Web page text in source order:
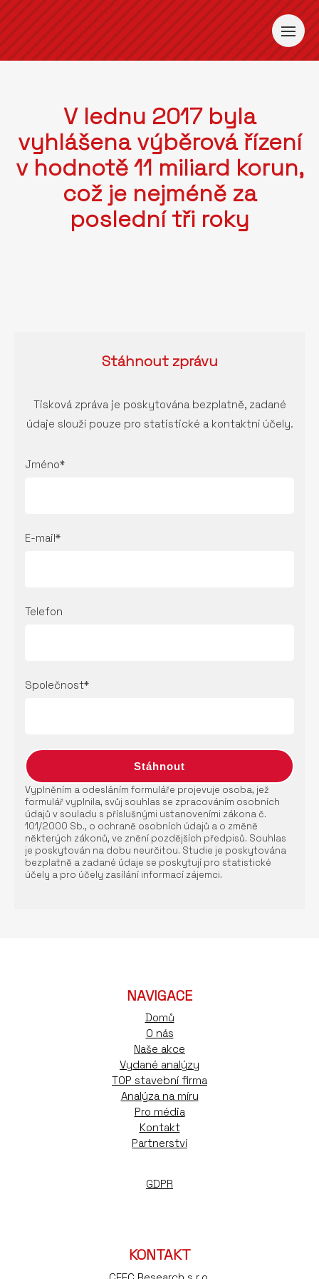
V lednu 2017 byla
vyhlášena výběrová řízení
v hodnotě 11 miliard korun,
což je nejméně za
poslední tři roky
Stáhnoutzprávu
Tisková zpráva je poskytována bezplatně, zadané
údaje slouží pouze pro statistické a kontaktní účely.
Jméno*
E-mail*
Telefon
Společnost*
Vyplněním a odesláním formuláře projevuje osoba, jež
formulář vyplnila, svůj souhlas se zpracováním osobních
údajů v souladu s příslušnými ustanoveními zákona č.
101/2000 Sb., o ochraně osobních údajů a o změně
některých zákonů, ve znění pozdějších předpisů. Souhlas
je poskytován na dobu neurčitou. Studie je poskytována
bezplatně a zadané údaje se poskytují pro statistické
účely a pro účely zasílání informací zájemci.
NAVIGACE
Domů
O nás
Naše akce
Vydané analýzy
TOP stavební firma
Analýza na míru
Pro média
Kontakt
Partnerství
GDPR
KONTAKT